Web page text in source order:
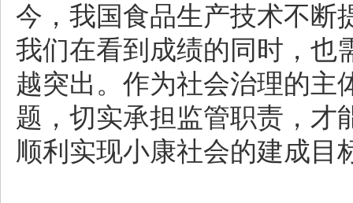
今，我国食品生产技术不断
我们在看到成绩的同时，也
越突出。作为社会治理的主
题，切实承担监管职责，才
顺利实现小康社会的建成目